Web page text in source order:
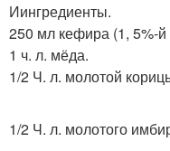
Иингредиенты.
250 мл кефира (1, 5%-й
1 ч. л. мёда.
1/2 Ч. л. молотой
1/2 Ч. л. молотого